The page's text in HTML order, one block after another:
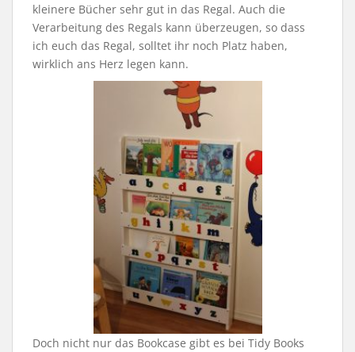
kleinere Bücher sehr gut in das Regal. Auch die
Verarbeitung des Regals kann überzeugen, so dass
ich euch das Regal, solltet ihr noch Platz haben,
wirklich ans Herz legen kann.
Doch nicht nur das Bookcase gibt es bei Tidy Books